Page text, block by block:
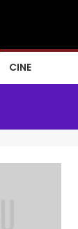
CINE